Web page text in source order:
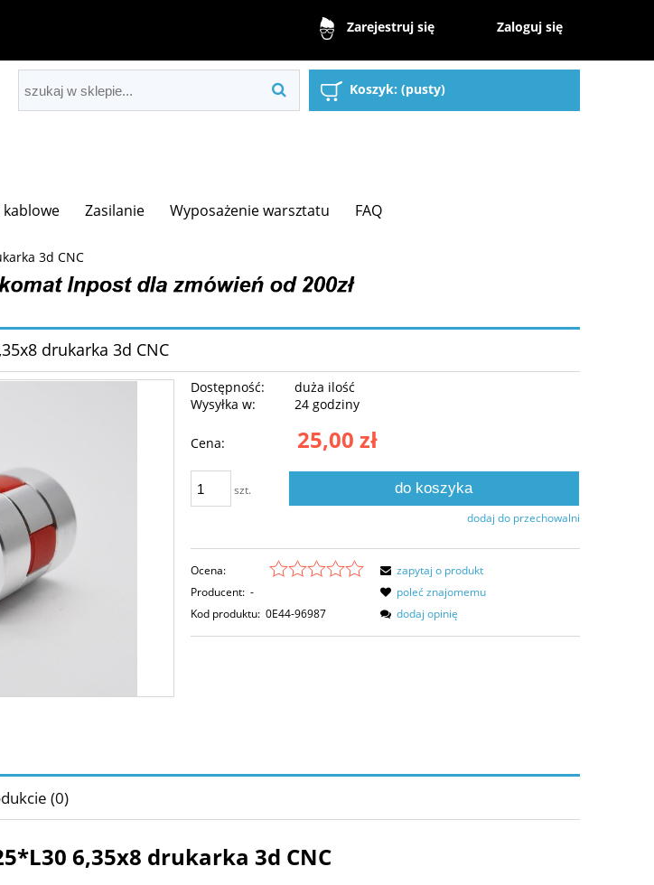
Zarejestruj się Zaloguj się
Koszyk: (pusty)
Zasilanie Wyposażenie warsztatu FAQ
3d CNC
drukarka 3d CNC
Dostępność:
duża ilość
Wysyłka w:
24 godziny
Cena: 25,00 zł
szt. do koszyka
dodaj do przechowalni
Ocena:
Producent: -
Kod produktu: 0E44-96987
zapytaj o produkt
poleć znajomemu
dodaj opinię
(0)
6,35x8 drukarka 3d CNC